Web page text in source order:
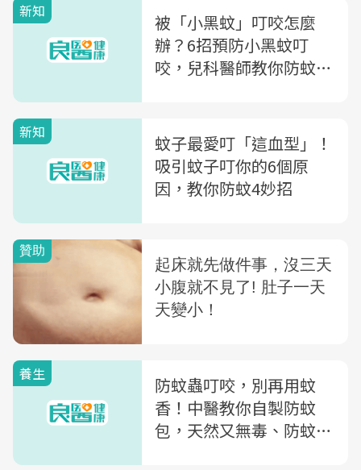
新知
被「小黑蚊」叮咬怎麼
辦？6招預防小黑蚊叮
咬，兒科醫師教你防蚊液
新知
蚊子最愛叮「這血型」！
吸引蚊子叮你的6個原
因，教你防蚊4妙招
養生
防蚊蟲叮咬，別再用蚊
香！中醫教你自製防蚊
包，天然又無毒、防蚊效